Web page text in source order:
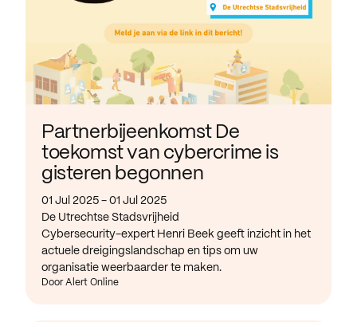
Partnerbijeenkomst De
toekomst van cybercrime is
gisteren begonnen
01 Jul 2025 - 01 Jul 2025
De Utrechtse Stadsvrijheid
Cybersecurity-expert Henri Beek geeft inzicht in het
actuele dreigingslandschap en tips om uw
organisatie weerbaarder te maken.
Door Alert Online